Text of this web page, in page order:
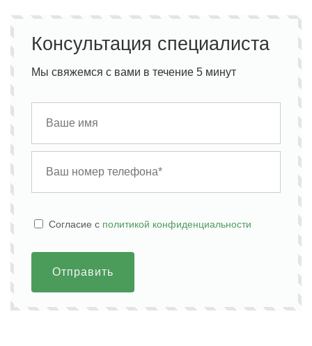
Консультация специалиста
Мы свяжемся с вами в течение 5 минут
Cогласие с политикой конфиденциальности
Отправить